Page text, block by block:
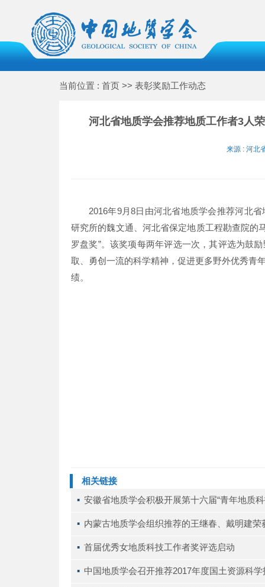
当前位置 : 首页 >> 表彰奖励工作动态
河北省地质学会推荐地质工作者3人
来源 : 河
2016年9月8日由河北省地质学会推荐河北
研究所的魏文通、河北省保定地质工程勘查院的
罗盘奖”。该奖项每两年评选一次，其评选为鼓
取、勇创一流的科学精神，促进更多野外优秀青
绩。
相关链接
▪ 安徽省地质学会积极开展第十六届“青年地质
▪ 内蒙古地质学会组织推荐的王继春、戴明建
▪ 首届优秀女地质科技工作者奖评选启动
▪ 中国地质学会召开推荐2017年度国土资源科